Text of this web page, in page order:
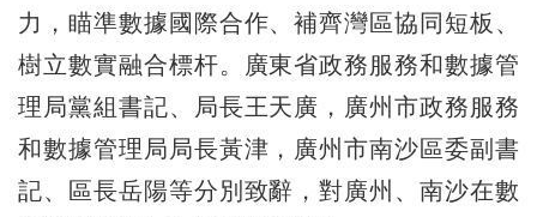
力，瞄準數據國際合作、補齊灣區協同短板、
樹立數實融合標杆。廣東省政務服務和數據管
理局黨組書記、局長王天廣，廣州市政務服務
和數據管理局局長黃津，廣州市南沙區委副書
記、區長岳陽等分別致辭，對廣州、南沙在數